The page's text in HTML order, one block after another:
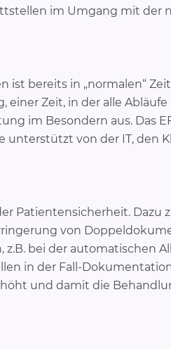
im Umgang mit der
bereits in „normalen“
Zeit, in der alle
im Besondern aus. Das
unterstützt von der IT, den
Patientensicherheit. Dazu
von
bei der automatischen
in der Fall-
und damit die